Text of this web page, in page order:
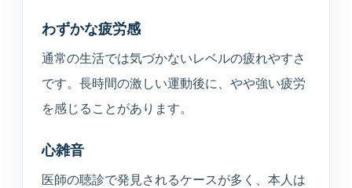
わずかな疲労感
通常の生活では気づかないレベルの疲れやすさ
です。長時間の激しい運動後に、やや強い疲労
を感じることがあります。
心雑音
医師の聴診で発見されるケースが多く、本人は